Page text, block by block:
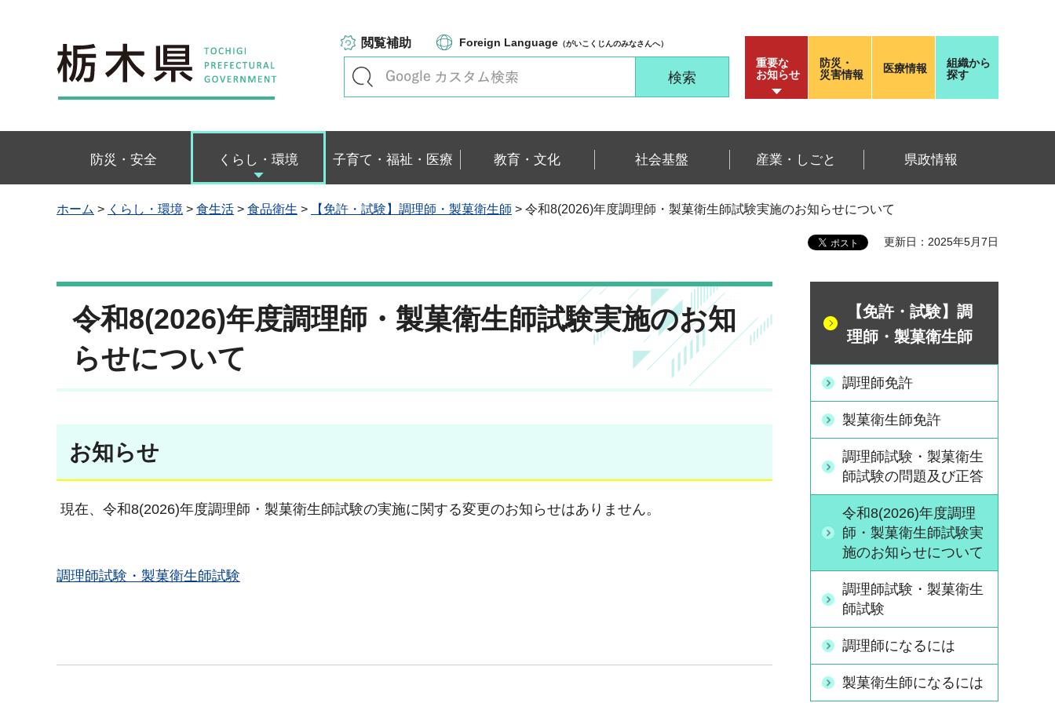
栃木県
閲覧補助 Foreign Language （がいこくじんのみなさんへ）
重要な
お知らせ
防災・
災害情報
医療情報
組織から
探す
防災・安全 くらし・環境 子育て・福祉・医療 教育・文化 社会基盤 産業・しごと 県政情報
ホーム > くらし・環境 > 食生活 > 食品衛生 > 【免許・試験】調理師・製菓衛生師 > 令和8(2026)年度調理師・製菓衛生師試験実施のお知らせについて
更新日：2025年5月7日
令和8(2026)年度調理師・製菓衛生師試験実施のお知
らせについて
お知らせ
現在、令和8(2026)年度調理師・製菓衛生師試験の実施に関する変更のお知らせはありません。
調理師試験・製菓衛生師試験
【免許・試験】調
理師・製菓衛生師
調理師免許
製菓衛生師免許
調理師試験・製菓衛生
師試験の問題及び正答
令和8(2026)年度調理
師・製菓衛生師試験実
施のお知らせについて
調理師試験・製菓衛生
師試験
調理師になるには
製菓衛生師になるには